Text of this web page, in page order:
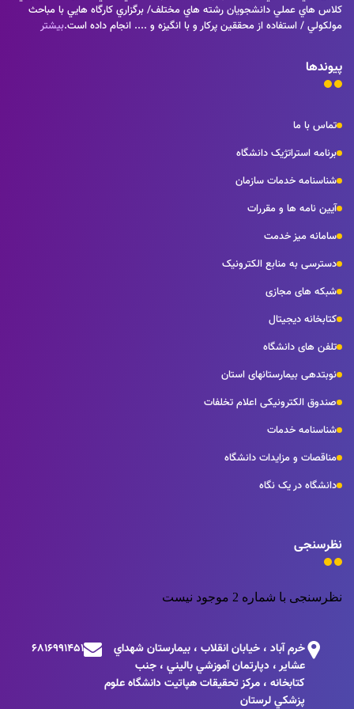
كلاس هاي عملي دانشجويان رشته هاي مختلف/ برگزاري كارگاه هايي با مباحث
مولكولي / استفاده از محققين پركار و با انگيزه و .... انجام داده است.بیشتر
پیوندها
تماس با ما
برنامه استراتژیک دانشگاه
شناسنامه خدمات سازمان
آیین نامه ها و مقررات
سامانه میز خدمت
دسترسی به منابع الکترونیک
شبکه های مجازی
کتابخانه دیجیتال
تلفن های دانشگاه
نوبتدهی بیمارستانهای استان
صندوق الکترونیکی اعلام تخلفات
شناسنامه خدمات
مناقصات و مزایدات دانشگاه
دانشگاه در یک نگاه
نظرسنجی
نظرسنجی با شماره 2 موجود نیست
خرم آباد ، خيابان انقلاب ، بيمارستان شهداي
عشاير ، دپارتمان آموزشي باليني ، جنب
كتابخانه ، مركز تحقيقات هپاتيت دانشگاه علوم
پزشكي لرستان
6816991451